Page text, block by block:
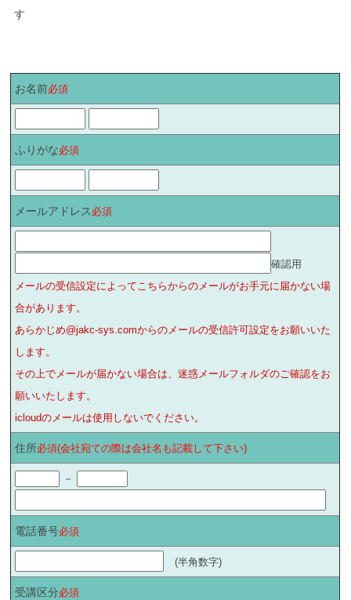
す
お名前必須
ふりがな必須
メールアドレス 必須
確認用
メールの受信設定によってこちらからのメールがお手元に届かない場
合があります。
あらかじめ@jakc-sys.comからのメールの受信許可設定をお願いいた
します。
その上でメールが届かない場合は、迷惑メールフォルダのご確認をお
願いいたします。
icloudのメールは使用しないでください。
住所必須(会社宛ての際は会社名も記載して下さい)
－
電話番号必須
(半角数字)
受講区分必須